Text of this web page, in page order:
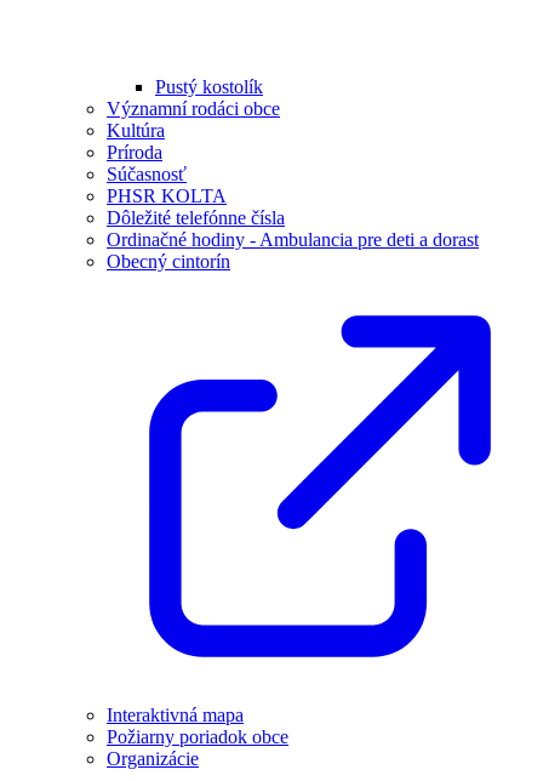
Pustý kostolík
Významní rodáci obce
Kultúra
Príroda
Súčasnosť
PHSR KOLTA
Dôležité telefónne čísla
Ordinačné hodiny - Ambulancia pre deti a dorast
Obecný cintorín
Interaktivná mapa
Požiarny poriadok obce
Organizácie